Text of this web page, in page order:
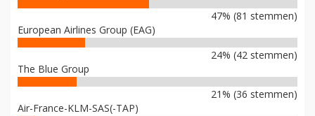
47% (81 stemmen)
European Airlines Group (EAG)
24% (42 stemmen)
The Blue Group
21% (36 stemmen)
Air-France-KLM-SAS(-TAP)